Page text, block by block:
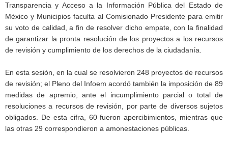
Transparencia y Acceso a la Información Pública del Estado de
México y Municipios faculta al Comisionado Presidente para emitir
su voto de calidad, a fin de resolver dicho empate, con la finalidad
de garantizar la pronta resolución de los proyectos a los recursos
de revisión y cumplimiento de los derechos de la ciudadanía.
En esta sesión, en la cual se resolvieron 248 proyectos de recursos
de revisión; el Pleno del Infoem acordó también la imposición de 89
medidas de apremio, ante el incumplimiento parcial o total de
resoluciones a recursos de revisión, por parte de diversos sujetos
obligados. De esta cifra, 60 fueron apercibimientos, mientras que
las otras 29 correspondieron a amonestaciones públicas.